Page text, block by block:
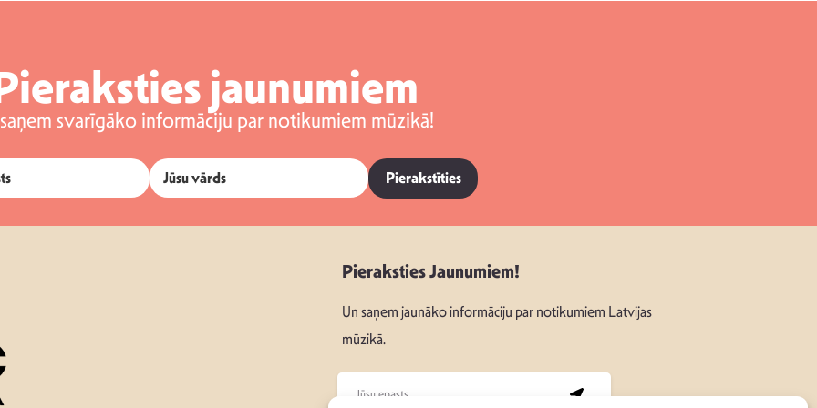
jaunumiem
svarīgāko informāciju par notikumiem mūzikā!
Pierakstīties
Pieraksties Jaunumiem!
Un saņem jaunāko informāciju par notikumiem Latvijas
mūzikā.